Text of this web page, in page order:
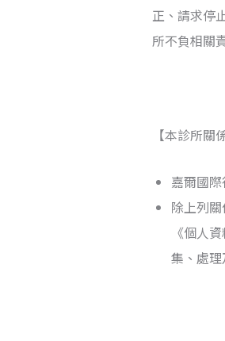
正、請求停
所不負相關
【本診所
嘉爾國
除上列
《個人
集、處理